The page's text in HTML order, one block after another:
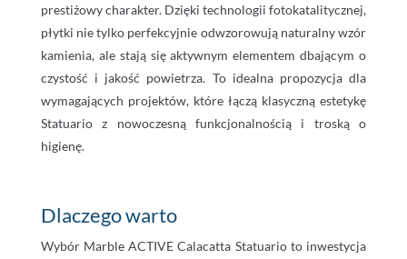
prestiżowy charakter. Dzięki technologii fotokatalitycznej,
płytki nie tylko perfekcyjnie odwzorowują naturalny wzór
kamienia, ale stają się aktywnym elementem dbającym o
czystość i jakość powietrza. To idealna propozycja dla
wymagających projektów, które łączą klasyczną estetykę
Statuario z nowoczesną funkcjonalnością i troską o
higienę.
Dlaczego warto
Wybór Marble ACTIVE Calacatta Statuario to inwestycja